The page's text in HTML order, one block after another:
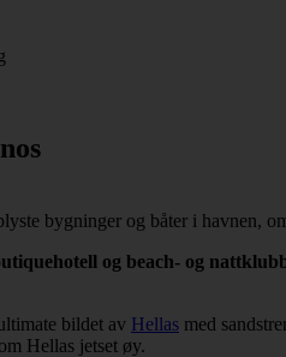
og beach- og
bildet av Hellas med
Hellas jetset øy.